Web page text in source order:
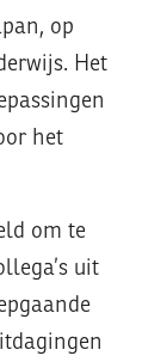
op
. Het
het
om te
uit